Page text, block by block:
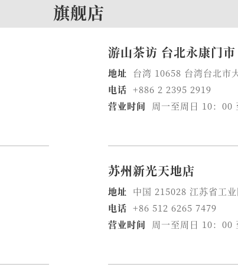
旗舰店
游山茶访 台北永康门市
地址 台湾 10658 台湾台北市
电话 +886 2 2395 2919
营业时间
周一至周日 10：00
苏州新光天地店
地址 中国 215028 江苏省工
电话 +86 512 6265 7479
营业时间
周一至周日 10：00